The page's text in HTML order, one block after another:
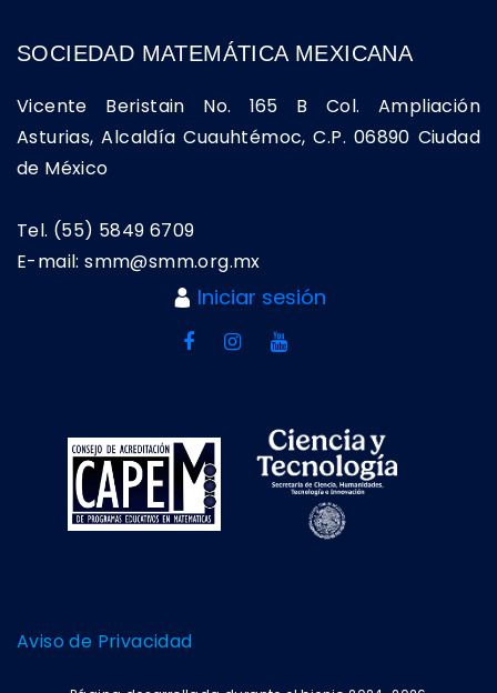
SOCIEDAD MATEMÁTICA MEXICANA
Vicente Beristain No. 165 B Col. Ampliación
Asturias, Alcaldía Cuauhtémoc, C.P. 06890 Ciudad
de México
Tel. (55) 5849 6709
E-mail: smm@smm.org.mx
Iniciar sesión
Aviso de Privacidad